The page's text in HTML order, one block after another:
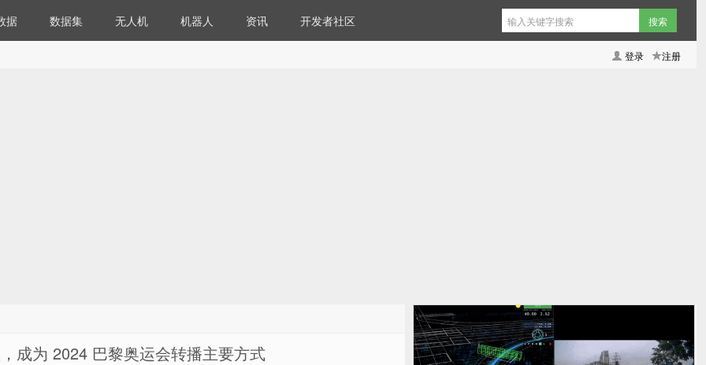
据 数据集 无人机 机器人 资讯 开发者社区
登录 注册
成为 2024 巴黎奥运会转播主要方式